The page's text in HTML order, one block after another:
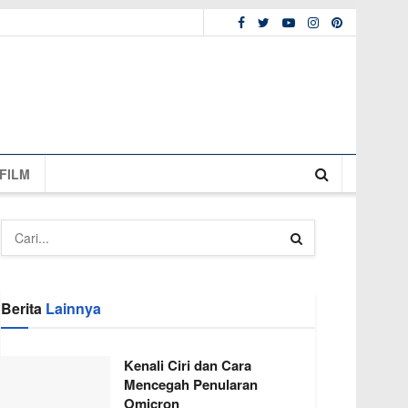
Berita Lainnya
Kenali Ciri dan Cara
Mencegah Penularan
Omicron